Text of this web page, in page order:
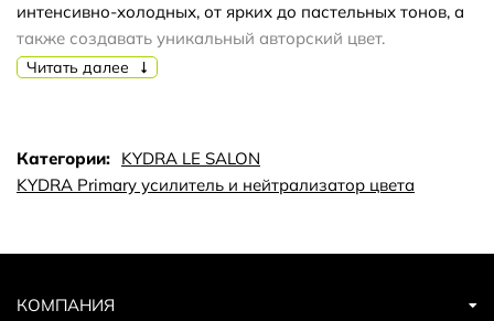
интенсивно-холодных, от ярких до пастельных тонов, а
также создавать уникальный авторский цвет.
Идеально сочетается со всеми линейками красителей
окрашивании защиту и увлажнение волос и кожи
головы.
Количество бустера, необходимое для использования,
«Правило 11» для использования усилителей цвета
Читать далее
Категории: KYDRA LE SALON
KYDRA Primary усилитель и нейтрализатор цвета
КОМПАНИЯ